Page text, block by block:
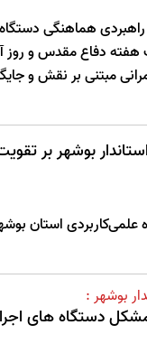
هماهنگی
هفته دفاع مقدس و
مبتنی بر نقش و
بوشهر بر
استان
بوشهر :
دستگاه های